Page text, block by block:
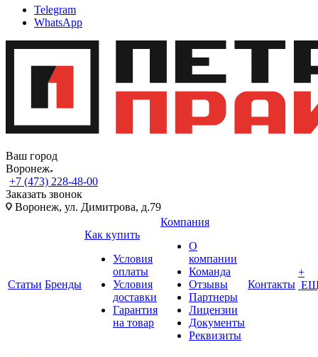
Telegram
WhatsApp
Ваш город
Воронеж
+7 (473) 228-48-00
Заказать звонок
Воронеж, ул. Димитрова, д.79
Статьи Бренды
Как купить
Условия
оплаты
Условия
доставки
Гарантия
на товар
Компания
О
компании
Команда
Отзывы
Партнеры
Лицензии
Документы
Реквизиты
Контакты
+